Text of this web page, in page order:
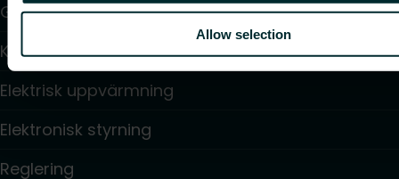
Allow selection
Golvvärme och golvkylning
Konvektorer och fläktkonvektorer
Elektrisk uppvärmning
Elektronisk styrning
Reglering